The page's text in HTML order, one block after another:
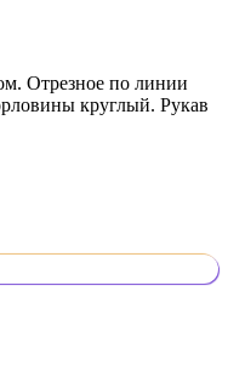
Отрезное по линии
круглый. Рукав